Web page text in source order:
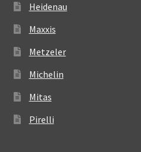
Heidenau
Maxxis
Metzeler
Michelin
Mitas
Pirelli